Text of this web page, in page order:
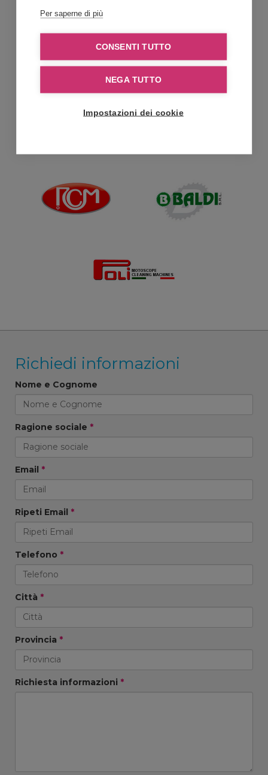
Per saperne di più
CONSENTI TUTTO
NEGA TUTTO
Impostazioni dei cookie
Richiedi informazioni
Nome e Cognome
Ragione sociale *
Email *
Ripeti Email *
Telefono *
Città *
Provincia *
Richiesta informazioni *